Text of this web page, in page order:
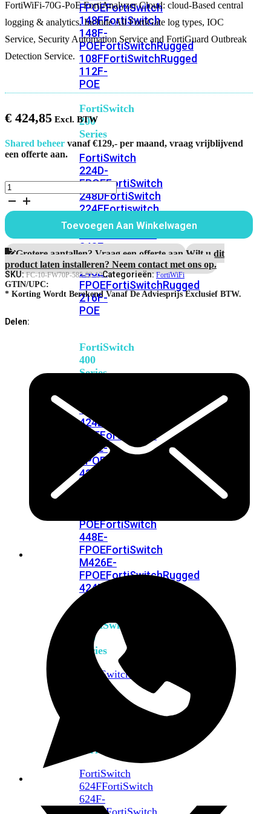
FPOEFortiSwitch
148FFortiSwitch
148F-
POEFortiSwitchRugged
108FFortiSwitchRugged
112F-
POE
FortiSwitch
200
Series
FortiSwitch
224D-
FPOEFortiSwitch
248DFortiSwitch
224EFortiswitch
224E-
POEFortiSwitch
248E-
POE
FortiSwitch
248E-
FPOEFortiSwitchRugged
216F-
POE
FortiSwitch
400
Series
424E
424E-
POEFortiSwitch
424E-
FPOE
424E-
POEFortiSwitch
448E-
FPOEFortiSwitch
M426E-
FPOEFortiSwitchRugged
424F-
POE
FortiSwitch
500
Series
FortiSwitch
Series
FortiSwitch
624FFortiSwitch
624F-
FPOEFortiSwitch
FortiWiFi-70G-PoE FortiAnalyzer Cloud: cloud-Based central
logging & analytics. Include All FortiGate log types, IOC
Service, Security Automation Service and FortiGuard Outbreak
Detection Service.
€ 424,85
Shared beheer vanaf €129,- per maand, vraag vrijblijvend
een offerte aan.
FortiWiFi-
70G-
1
Jaar
FortiAnalyzer
Cloud
aantal
Toevoegen Aan Winkelwagen
Grotere aantallen? Vraag een offerte aan.Wilt u dit
product laten installeren? Neem contact met ons op.
SKU:FC-10-FW70P-585-02-12Categorieën:FortiWiFi
GTIN/UPC:
* Korting Wordt Berekend Vanaf De Adviesprijs Exclusief BTW.
Delen: